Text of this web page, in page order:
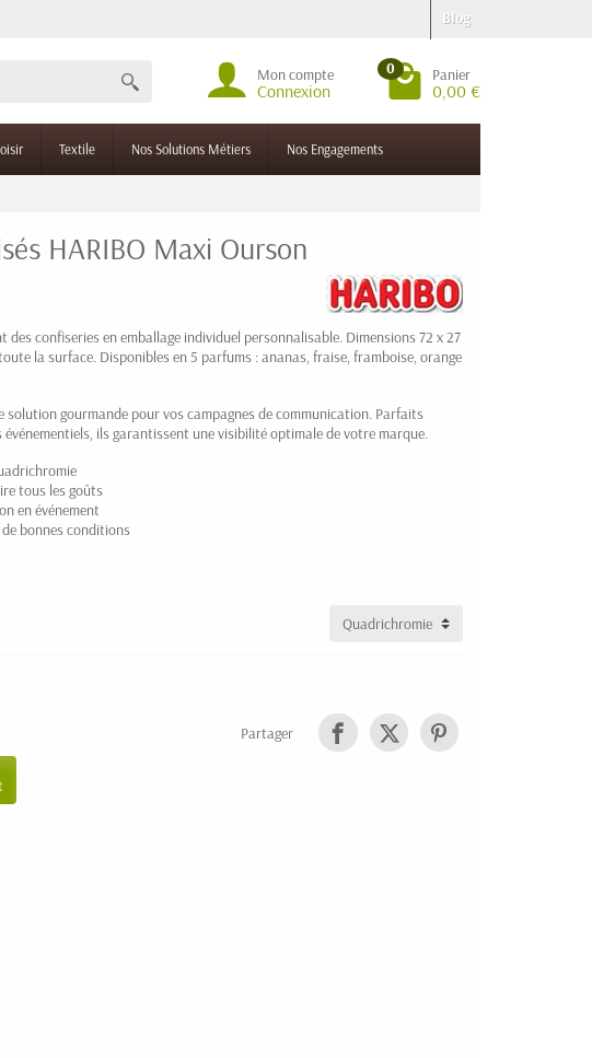
Blog
Mon compte
Connexion
0 Panier
0,00 €
Textile Nos Solutions Métiers Nos Engagements
HARIBO Maxi Ourson
confiseries en emballage individuel personnalisable. Dimensions 72 x 27
la surface. Disponibles en 5 parfums : ananas, fraise, framboise, orange
solution gourmande pour vos campagnes de communication. Parfaits
événementiels, ils garantissent une visibilité optimale de votre marque.
tous les goûts
en événement
bonnes conditions
Partager